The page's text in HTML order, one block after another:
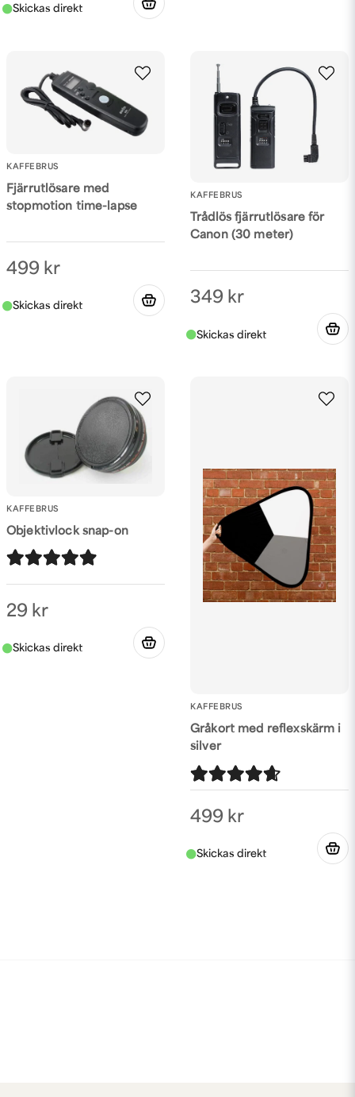
KAFFEBRUS
Fjärrutlösare med
stopmotion time-lapse
499 kr
KAFFEBRUS
Trådlös fjärrutlösare för
Canon (30 meter)
349 kr
KAFFEBRUS
Objektivlock snap-on
29 kr
KAFFEBRUS
Gråkort med reflexskärm i
silver
499 kr